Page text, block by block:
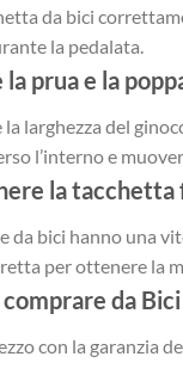
da bici
la pedalata.
prua e la
la larghezza del
l’interno e
la
da bici hanno una
per ottenere la
da Bici
con la garanzia